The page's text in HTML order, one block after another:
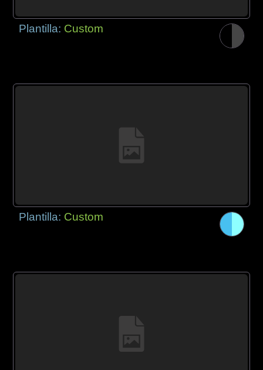
Plantilla: Custom
Plantilla: Custom